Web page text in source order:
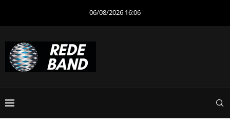
06/08/2026 16:06